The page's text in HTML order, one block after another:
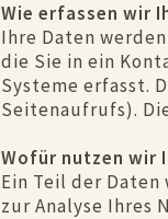
Wie erfassen wir
Ihre Daten
die Sie in ein
Systeme erfasst.
Seitenaufrufs).
Wofür nutzen wir
Ein Teil der
zur Analyse Ihres